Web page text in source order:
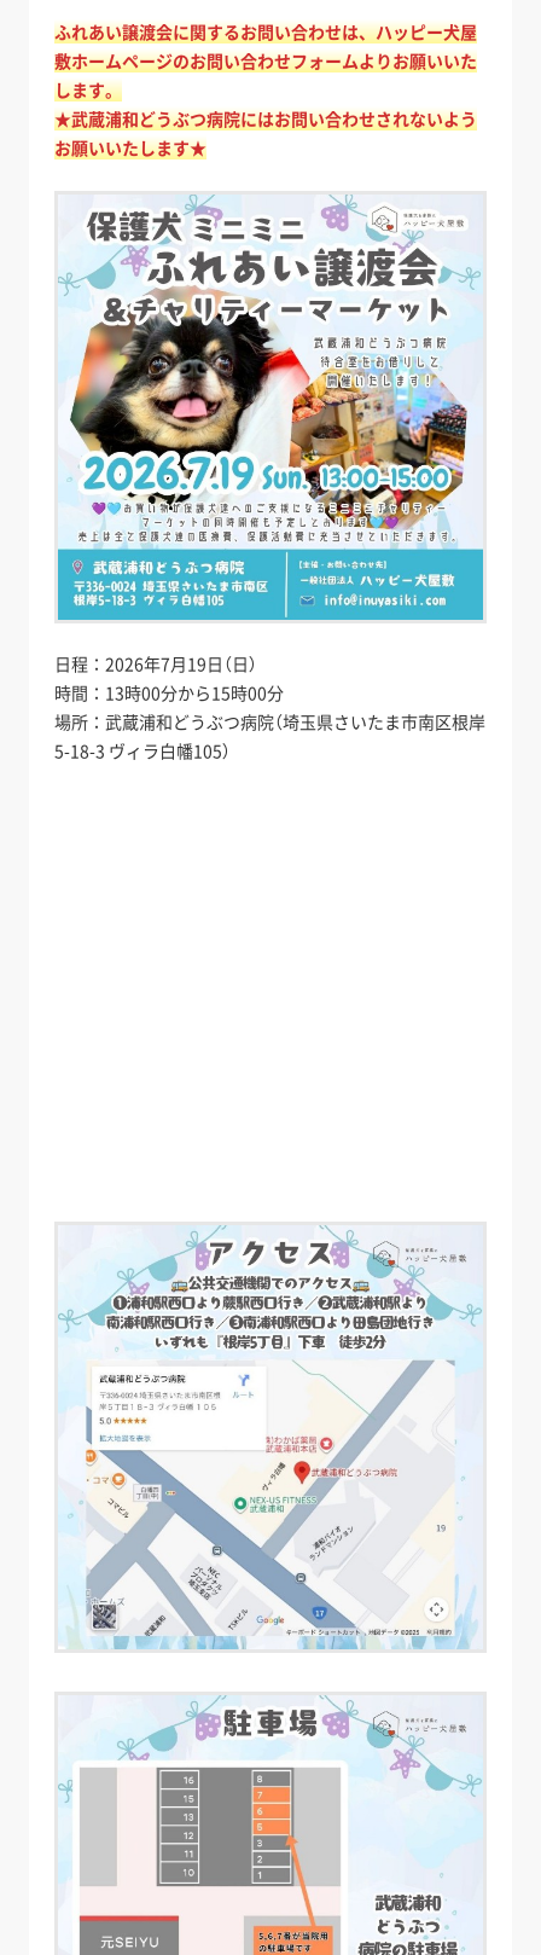
ふれあい譲渡会に関するお問い合わせは、ハッピー犬屋
敷ホームページのお問い合わせフォームよりお願いいた
します。
★武蔵浦和どうぶつ病院にはお問い合わせされないよう
お願いいたします★
日程：2026年7月19日（日）
時間：13時00分から15時00分
場所：武蔵浦和どうぶつ病院（埼玉県さいたま市南区根岸
5-18-3 ヴィラ白幡105）